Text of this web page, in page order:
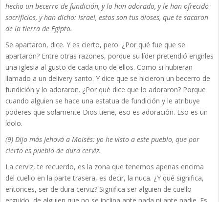
hecho un becerro de fundición, y lo han adorado, y le han ofrecido
sacrificios, y han dicho: Israel, estos son tus dioses, que te sacaron
de la tierra de Egipto.
Se apartaron, dice. Y es cierto, pero: ¿Por qué fue que se
apartaron? Entre otras razones, porque su líder pretendió erigirles
una iglesia al gusto de cada uno de ellos. Como si hubieran
llamado a un delivery santo. Y dice que se hicieron un becerro de
fundición y lo adoraron. ¿Por qué dice que lo adoraron? Porque
cuando alguien se hace una estatua de fundición y le atribuye
poderes que solamente Dios tiene, eso es adoración. Eso es un
ídolo.
(9) Dijo más Jehová a Moisés: yo he visto a este pueblo, que por
cierto es pueblo de dura cerviz.
La cerviz, te recuerdo, es la zona que tenemos apenas encima
del cuello en la parte trasera, es decir, la nuca. ¿Y qué significa,
entonces, ser de dura cerviz? Significa ser alguien de cuello